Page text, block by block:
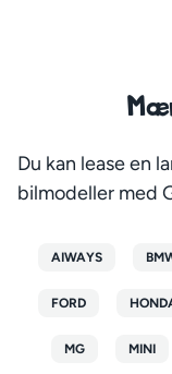
Du kan lease en
bilmodeller med
AIWAYS
FORD
MG MINI